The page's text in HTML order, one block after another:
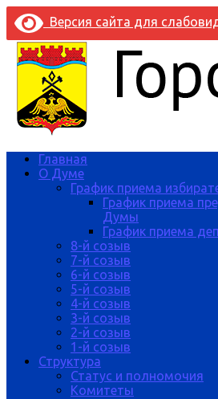
Версия сайта для
Главная
О Думе
График приема
График приема
Думы
График приема
8-й созыв
7-й созыв
6-й созыв
5-й созыв
4-й созыв
3-й созыв
2-й созыв
1-й созыв
Структура
Статус и полномочия
Комитеты